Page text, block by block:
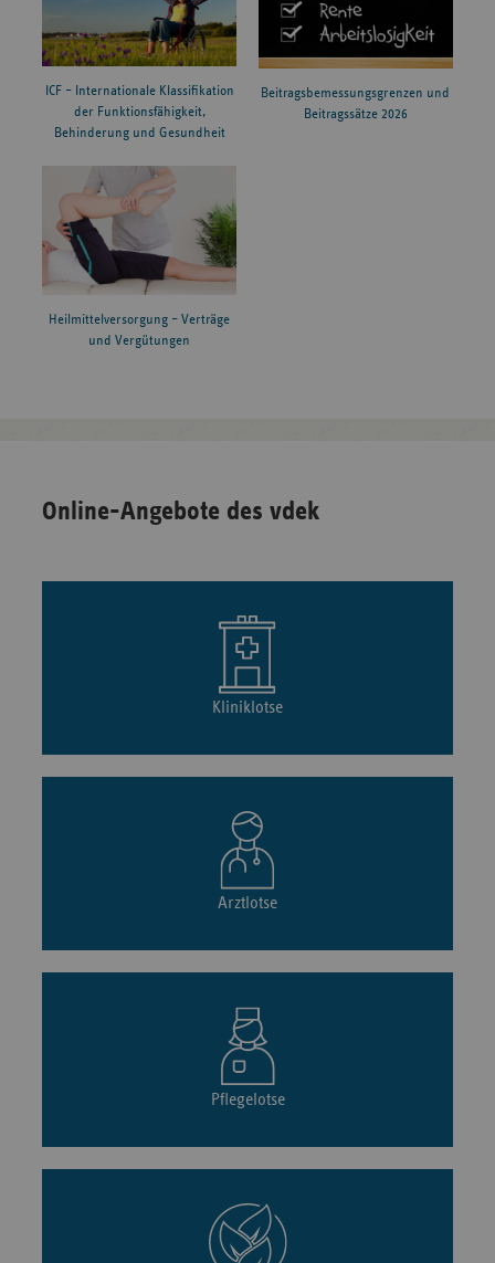
ICF – Internationale Klassifikation
der Funktionsfähigkeit,
Behinderung und Gesundheit
Beitragsbemessungsgrenzen und
Beitragssätze 2026
Heilmittelversorgung – Verträge
und Vergütungen
Online-Angebote des vdek
Kliniklotse
Arztlotse
Pflegelotse